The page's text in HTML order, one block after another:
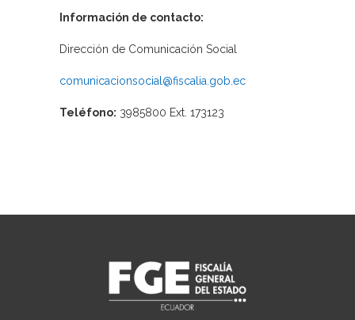
Información de contacto:
Dirección de Comunicación Social
comunicacionsocial@fiscalia.gob.ec
Teléfono: 3985800 Ext. 173123